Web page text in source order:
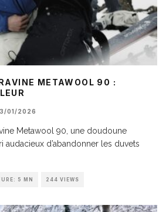
METAWOOL 90 :
01/2026
Metawool 90, une doudoune
audacieux d’abandonner les duvets
5 MN 244 VIEWS